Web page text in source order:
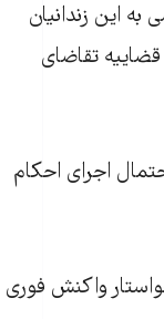
این زندانیان
تقاضای
اجرای احکام
واکنش فوری